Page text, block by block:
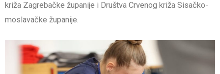
križa Zagrebačke županije i Društva Crvenog križa Sisačko-
moslavačke županije.